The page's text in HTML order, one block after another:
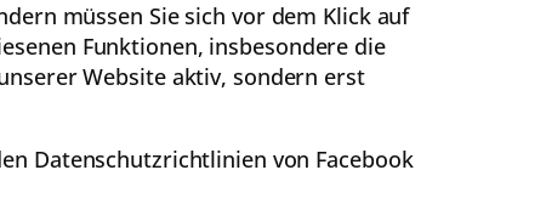
müssen Sie sich vor dem Klick auf
Funktionen, insbesondere die
Website aktiv, sondern erst
Datenschutzrichtlinien von Facebook